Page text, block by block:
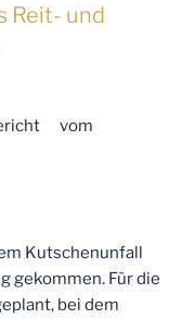
Reit- und
vom
Kutschenunfall
gekommen. Für die
bei dem